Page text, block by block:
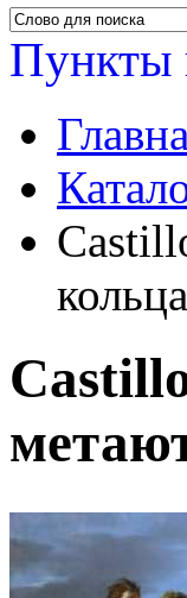
Пункты